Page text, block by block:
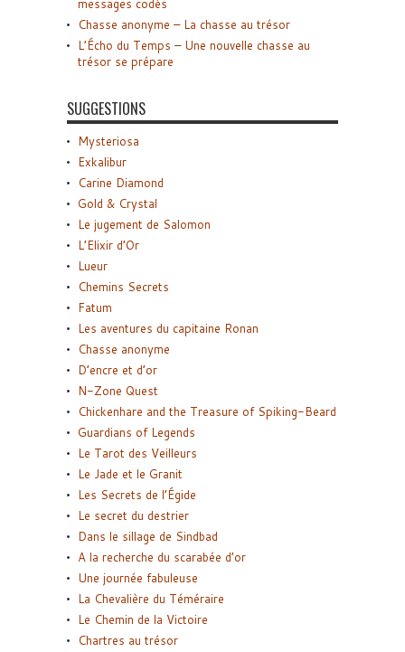
messages codés
Chasse anonyme – La chasse au trésor
L’Écho du Temps – Une nouvelle chasse au
trésor se prépare
SUGGESTIONS
Mysteriosa
Exkalibur
Carine Diamond
Gold & Crystal
Le jugement de Salomon
L’Elixir d’Or
Lueur
Chemins Secrets
Fatum
Les aventures du capitaine Ronan
Chasse anonyme
D’encre et d’or
N-Zone Quest
Chickenhare and the Treasure of Spiking-Beard
Guardians of Legends
Le Tarot des Veilleurs
Le Jade et le Granit
Les Secrets de l’Égide
Le secret du destrier
Dans le sillage de Sindbad
A la recherche du scarabée d’or
Une journée fabuleuse
La Chevalière du Téméraire
Le Chemin de la Victoire
Chartres au trésor